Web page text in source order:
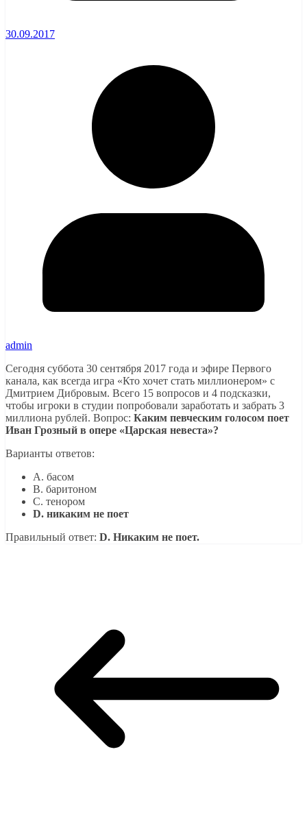
30.09.2017
admin
Сегодня суббота 30 сентября 2017 года и эфире Первого
канала, как всегда игра «Кто хочет стать миллионером» с
Дмитрием Дибровым. Всего 15 вопросов и 4 подсказки,
чтобы игроки в студии попробовали заработать и забрать 3
миллиона рублей. Вопрос: Каким певческим голосом поет
Иван Грозный в опере «Царская невеста»?
Варианты ответов:
A. басом
B. баритоном
C. тенором
D. никаким не поет
Правильный ответ: D. Никаким не поет.